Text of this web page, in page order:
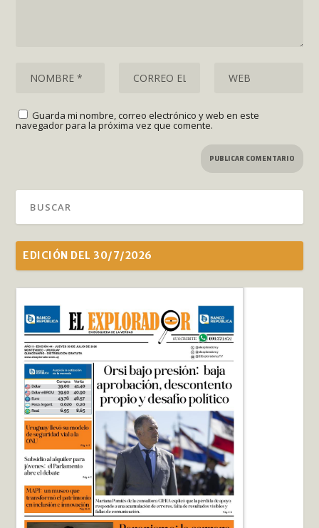
Guarda mi nombre, correo electrónico y web en este
navegador para la próxima vez que comente.
EDICIÓN DEL 30/7/2026